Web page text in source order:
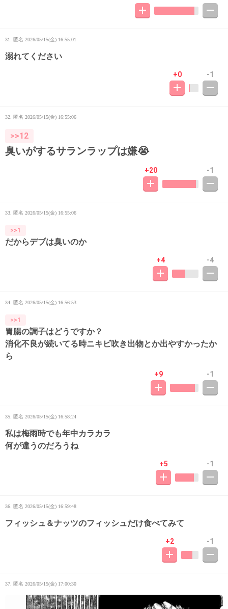
31. 匿名 2026/05/15(金) 16:55:01
溺れてください
+0 -1
32. 匿名 2026/05/15(金) 16:55:06
>>12
臭いがするサランラップは嫌😭
+20 -1
33. 匿名 2026/05/15(金) 16:55:06
>>1
だからデブは臭いのか
+4 -4
34. 匿名 2026/05/15(金) 16:56:53
>>1
胃腸の調子はどうですか？
消化不良が続いてる時ニキビ吹き出物とか出やすかったか
ら
+9 -1
35. 匿名 2026/05/15(金) 16:58:24
私は梅雨時でも年中カラカラ
何が違うのだろうね
+5 -1
36. 匿名 2026/05/15(金) 16:59:48
フィッシュ＆ナッツのフィッシュだけ食べてみて
+2 -1
37. 匿名 2026/05/15(金) 17:00:30